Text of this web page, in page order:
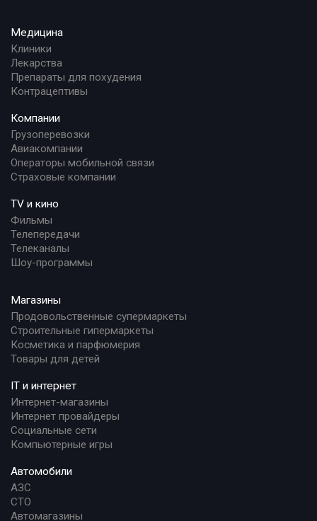
Медицина
Клиники
Лекарства
Препараты для похудения
Контрацептивы
Компании
Грузоперевозки
Авиакомпании
Операторы мобильной связи
Страховые компании
TV и кино
Фильмы
Телепередачи
Телеканалы
Шоу-программы
Магазины
Продовольственные супермаркеты
Строительные гипермаркеты
Косметика и парфюмерия
Товары для детей
IT и интернет
Интернет-магазины
Интернет провайдеры
Социальные сети
Компьютерные игры
Автомобили
АЗС
СТО
Автомагазины